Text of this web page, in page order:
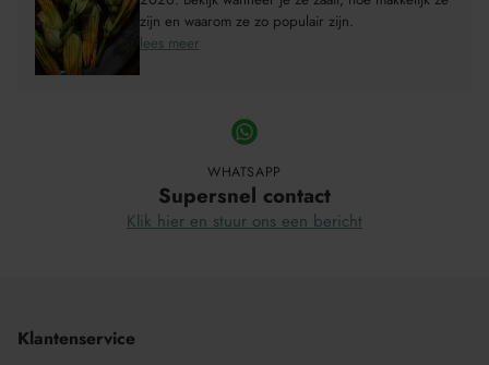
zijn en waarom ze zo populair zijn.
lees meer
WHATSAPP
Supersnel contact
Klik hier en stuur ons een bericht
Klantenservice